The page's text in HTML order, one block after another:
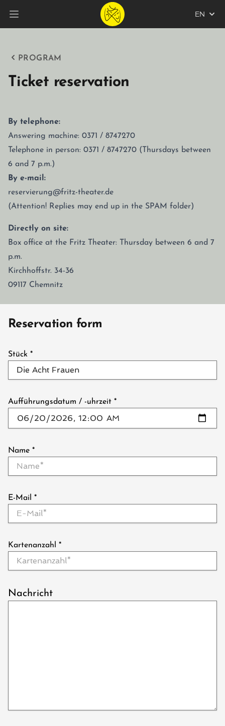
Open main menu
EN
PROGRAM
Ticket reservation
By telephone:
Answering machine: 0371 / 8747270
Telephone in person: 0371 / 8747270 (Thursdays between
6 and 7 p.m.)
By e-mail:
reservierung@fritz-theater.de
(Attention! Replies may end up in the SPAM folder)
Directly on site:
Box office at the Fritz Theater: Thursday between 6 and 7
p.m.
Kirchhoffstr. 34-36
09117 Chemnitz
Reservation form
Stück *
Aufführungsdatum / -uhrzeit *
Name *
E-Mail *
Kartenanzahl *
Nachricht